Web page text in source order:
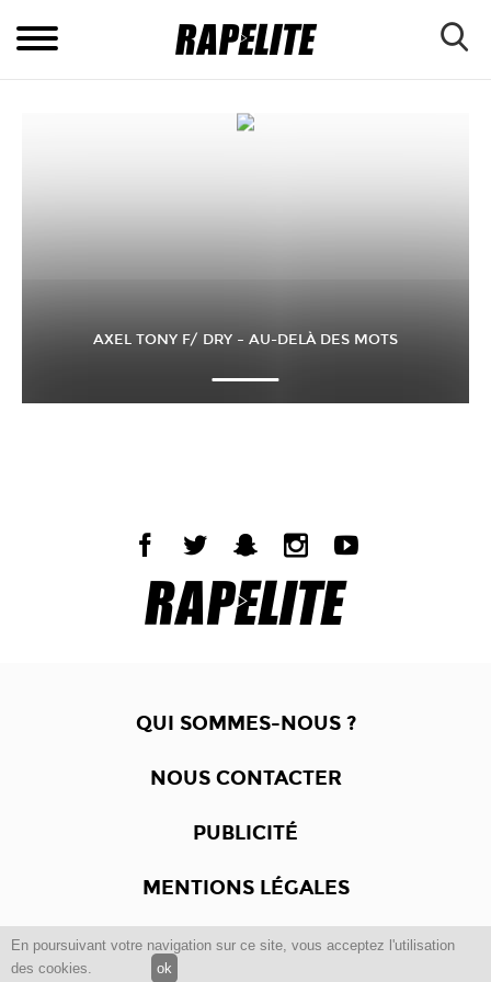
En poursuivant votre navigation sur ce site, vous acceptez l'utilisation
des cookies.
ok
AXEL TONY F/ DRY – AU-DELÀ DES MOTS
QUI SOMMES-NOUS ?
NOUS CONTACTER
PUBLICITÉ
MENTIONS LÉGALES
Copyright © 2012 -2017Dewalgo- Tous droits réservés.